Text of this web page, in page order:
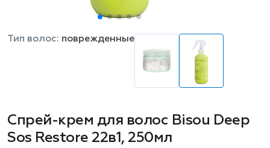
Спрей-крем для волос Bisou Deep
Sos Restore 22в1, 250мл
Тип волос: поврежденные